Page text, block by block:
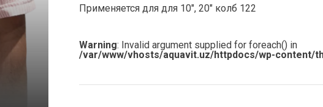
Применяется для для 10″, 20″ колб 122
Warning: Invalid argument supplied for foreach() in
/var/www/vhosts/aquavit.uz/httpdocs/wp-content/